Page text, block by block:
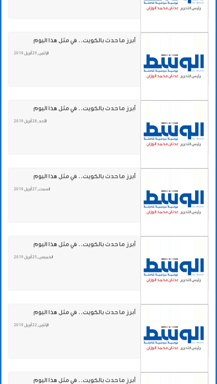
أبرز ما حدث بالكويت.. في مثل هذا اليوم
الإثنين , 29 أبريل 2019
أبرز ما حدث بالكويت.. في مثل هذا اليوم
الأحد , 28 أبريل 2019
أبرز ما حدث بالكويت.. في مثل هذا اليوم
السبت , 27 أبريل 2019
أبرز ما حدث بالكويت.. في مثل هذا اليوم
الخميس , 25 أبريل 2019
أبرز ما حدث بالكويت.. في مثل هذا اليوم
الإثنين , 22 أبريل 2019
أبرز ما حدث بالكويت.. في مثل هذا اليوم